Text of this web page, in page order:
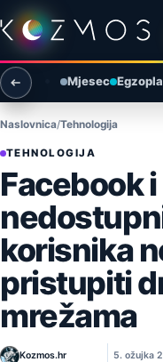
Preskoči na sadržaj
Otvori izbornik
Otvori pretragu
Mjesec
Naslovnica Tehnologija
TEHNOLOGIJA
Facebook
korisnika
pristupiti
mrežama
Kozmos.hr 5. ožujka